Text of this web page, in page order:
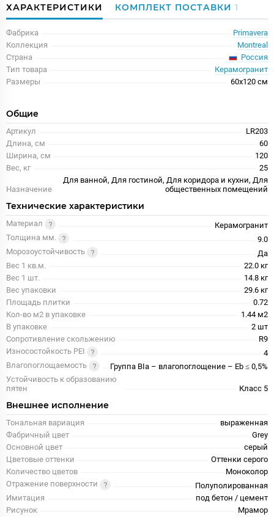
ХАРАКТЕРИСТИКИ КОМПЛЕКТ ПОСТАВКИ 1
Фабрика
Primavera
Коллекция
Montreal
Страна
Россия
Тип товара
Керамогранит
Размеры
60x120 см
Общие
Артикул
LR203
Длина, см
60
Ширина, см
120
Вес, кг
25
Назначение
Для ванной, Для гостиной, Для коридора и кухни, Для
общественных помещений
Технические характеристики
Материал
Керамогранит
Толщина мм.
9.0
Морозоустойчивость
Да
Вес 1 кв.м.
22.0 кг
Вес 1 шт.
14.8 кг
Вес упаковки
29.6 кг
Площадь плитки
0.72
Кол-во м2 в упаковке
1.44 м2
В упаковке
2 шт
Сопротивление скольжению
R9
Износостойкость PEI
4
Влагопоглощаемость
Группа BIa – влагопоглощение – Eb ≤ 0,5%
Устойчивость к образованию
пятен
Класс 5
Внешнее исполнение
Тональная вариация
выраженная
Фабричный цвет
Grey
Основной цвет
серый
Цветовые оттенки
Оттенки серого
Количество цветов
Моноколор
Отражение поверхности
Полуполированная
Имитация
под бетон / цемент
Рисунок
Мрамор